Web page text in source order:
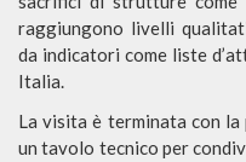
raggiungono livelli
da indicatori come liste
Italia.
La visita è terminata con
un tavolo tecnico per